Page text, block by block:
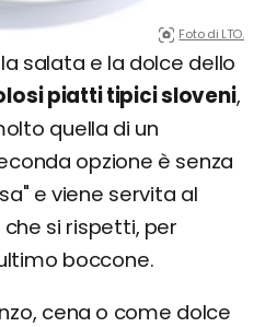
Foto di LTO.
salata e la dolce dello
piatti tipici sloveni,
quella di un
opzione è senza
e viene servita al
si rispetti, per
boccone.
cena o come dolce